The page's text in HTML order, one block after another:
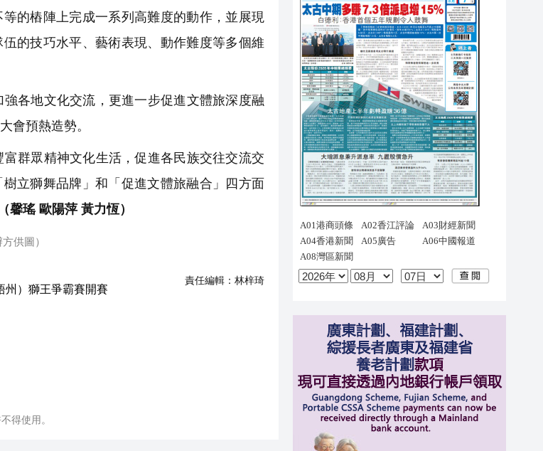
的樁陣上完成一系列高難度的動作，並展現
的技巧水平、藝術表現、動作難度等多個維
各地文化交流，更進一步促進文體旅深度融
會預熱造勢。
群眾精神文化生活，促進各民族交往交流交
立獅舞品牌」和「促進文體旅融合」四方面
（馨瑤 歐陽萍 黃力恆）
供圖）
責任編輯： 林梓琦
得使用。